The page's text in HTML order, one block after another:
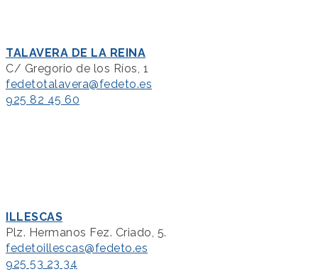
TALAVERA DE LA REINA
C/ Gregorio de los Ríos, 1
fedetotalavera@fedeto.es
925 82 45 60
ILLESCAS
Plz. Hermanos Fez. Criado, 5.
fedetoillescas@fedeto.es
925 53 23 34